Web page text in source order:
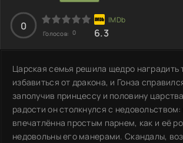
0
Голосов: 0 6.3
Царская семья решила щедро наградить
избавиться от дракона, и Гонза
заполучив принцессу и половину
радости он столкнулся с
впечатлённа простым парнем, как и её
недовольны его манерами. Скандалы,